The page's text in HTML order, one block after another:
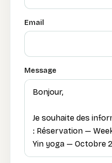
Email
Message